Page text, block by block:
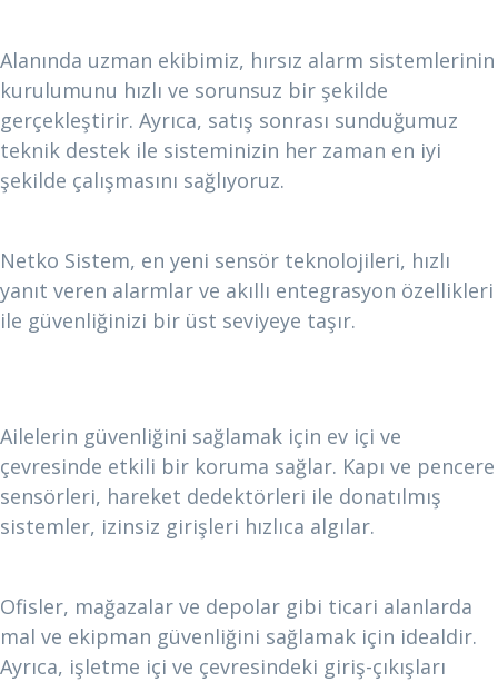
Alanında uzman ekibimiz, hırsız alarm sistemlerinin
kurulumunu hızlı ve sorunsuz bir şekilde
gerçekleştirir. Ayrıca, satış sonrası sunduğumuz
teknik destek ile sisteminizin her zaman en iyi
şekilde çalışmasını sağlıyoruz.
Netko Sistem, en yeni sensör teknolojileri, hızlı
yanıt veren alarmlar ve akıllı entegrasyon özellikleri
ile güvenliğinizi bir üst seviyeye taşır.
Ailelerin güvenliğini sağlamak için ev içi ve
çevresinde etkili bir koruma sağlar. Kapı ve pencere
sensörleri, hareket dedektörleri ile donatılmış
sistemler, izinsiz girişleri hızlıca algılar.
Ofisler, mağazalar ve depolar gibi ticari alanlarda
mal ve ekipman güvenliğini sağlamak için idealdir.
Ayrıca, işletme içi ve çevresindeki giriş-çıkışları